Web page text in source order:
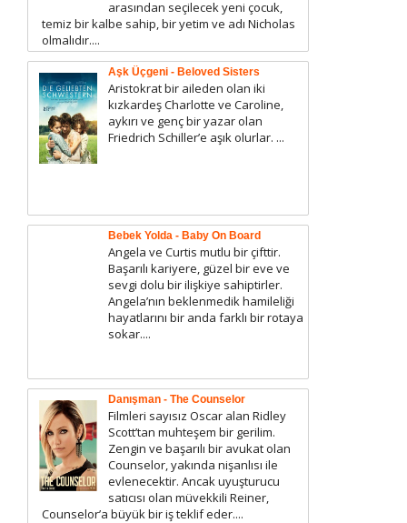
arasından seçilecek yeni çocuk,
temiz bir kalbe sahip, bir yetim ve adı Nicholas
olmalıdır....
Aşk Üçgeni - Beloved Sisters
Aristokrat bir aileden olan iki
kızkardeş Charlotte ve Caroline,
aykırı ve genç bir yazar olan
Friedrich Schiller’e aşık olurlar. ...
Bebek Yolda - Baby On Board
Angela ve Curtis mutlu bir çifttir.
Başarılı kariyere, güzel bir eve ve
sevgi dolu bir ilişkiye sahiptirler.
Angela’nın beklenmedik hamileliği
hayatlarını bir anda farklı bir rotaya
sokar....
Danışman - The Counselor
Filmleri sayısız Oscar alan Ridley
Scott’tan muhteşem bir gerilim.
Zengin ve başarılı bir avukat olan
Counselor, yakında nişanlısı ile
evlenecektir. Ancak uyuşturucu
satıcısı olan müvekkili Reiner,
Counselor’a büyük bir iş teklif eder....